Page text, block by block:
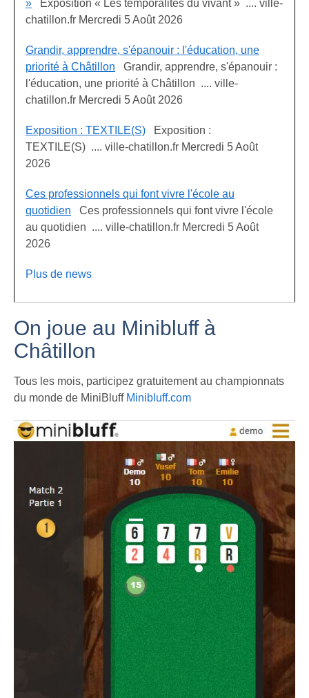
» Exposition « Les temporalités du vivant » .... ville-
chatillon.fr Mercredi 5 Août 2026
Grandir, apprendre, s'épanouir : l'éducation, une
priorité à Châtillon Grandir, apprendre, s'épanouir :
l'éducation, une priorité à Châtillon .... ville-
chatillon.fr Mercredi 5 Août 2026
Exposition : TEXTILE(S) Exposition :
TEXTILE(S) .... ville-chatillon.fr Mercredi 5 Août
2026
Ces professionnels qui font vivre l'école au
quotidien Ces professionnels qui font vivre l'école
au quotidien .... ville-chatillon.fr Mercredi 5 Août
2026
Plus de news
On joue au Minibluff à
Châtillon
Tous les mois, participez gratuitement au championnats
du monde de MiniBluff Minibluff.com